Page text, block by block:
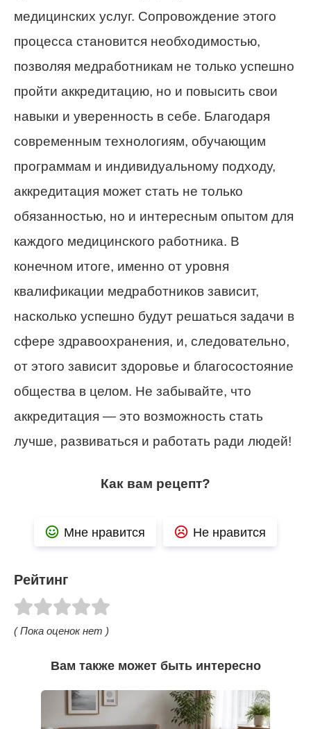
медицинских услуг. Сопровождение этого
процесса становится необходимостью,
позволяя медработникам не только успешно
пройти аккредитацию, но и повысить свои
навыки и уверенность в себе. Благодаря
современным технологиям, обучающим
программам и индивидуальному подходу,
аккредитация может стать не только
обязанностью, но и интересным опытом для
каждого медицинского работника. В
конечном итоге, именно от уровня
квалификации медработников зависит,
насколько успешно будут решаться задачи в
сфере здравоохранения, и, следовательно,
от этого зависит здоровье и благосостояние
общества в целом. Не забывайте, что
аккредитация — это возможность стать
лучше, развиваться и работать ради людей!
Как вам рецепт?
Мне нравится Не нравится
Рейтинг
( Пока оценок нет )
Вам также может быть интересно